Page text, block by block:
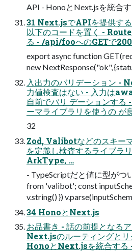
API - HonoとNext.jsを統合
31 Next.jsでAPIを提供す
以下のコードを置く -
る - /api/fooへのGETで
export async function
new NextResponse("ok",
入出力のバリデーション -
力値検査はない - 入力は
自前でバリ デーションする
ーマライブラリを使うの が
32
Zod, Valibotなどのスキー
を定義し検査するライブ
ArkType, …
- TypeScriptだと値に型がつ
from 'valibot'; const
v.string() })
34 HonoとNext.js
お品書き - 話の前提となる
Next.jsのルーティングとリ
HonoとNext.jsを統合す